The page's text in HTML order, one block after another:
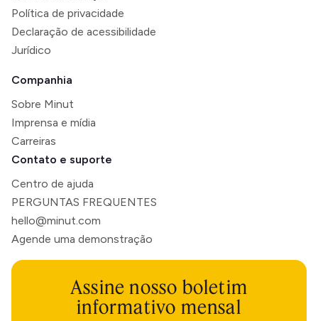
Política de privacidade
Declaração de acessibilidade
Jurídico
Companhia
Sobre Minut
Imprensa e mídia
Carreiras
Contato e suporte
Centro de ajuda
PERGUNTAS FREQUENTES
hello@minut.com
Agende uma demonstração
Assine nosso boletim
informativo mensal